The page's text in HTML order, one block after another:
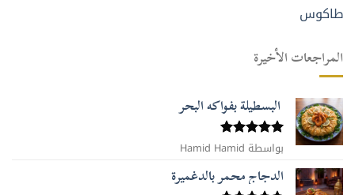
طاكوس
المراجعات الأخيرة
البسطيلة بفواكه البحر
تم التقييم
5من 5
بواسطة Hamid Hamid
الدجاج محمر بالدغميرة